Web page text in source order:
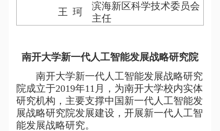
王 珂
滨海新区科学技术委员会
主任
南开大学新一代人工智能发展战略研究院
南开大学新一代人工智能发展战略研究
院成立于2019年11月，为南开大学校内实体
研究机构，主要支撑中国新一代人工智能发
展战略研究院发展建设，开展新一代人工智
能发展战略研究。